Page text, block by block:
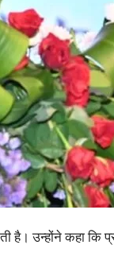
उन्होंने कहा कि